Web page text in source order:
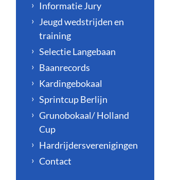
Informatie Jury
Jeugd wedstrijden en
training
Selectie Langebaan
Baanrecords
Kardingebokaal
Sprintcup Berlijn
Grunobokaal/ Holland
Cup
Hardrijdersverenigingen
Contact